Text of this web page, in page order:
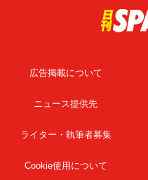
広告掲載について
ニュース提供先
ライター・執筆者募集
Cookie使用について